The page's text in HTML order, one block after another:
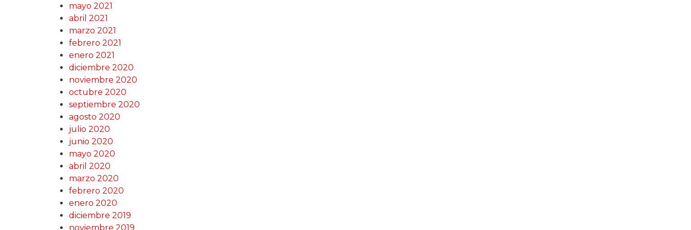
mayo 2021
abril 2021
marzo 2021
febrero 2021
enero 2021
diciembre 2020
noviembre 2020
octubre 2020
septiembre 2020
agosto 2020
julio 2020
junio 2020
mayo 2020
abril 2020
marzo 2020
febrero 2020
enero 2020
diciembre 2019
noviembre 2019